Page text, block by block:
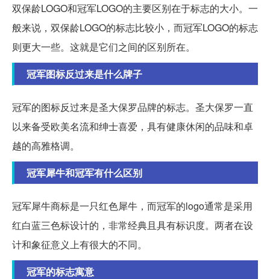
双保龄LOGO和冠军LOGO的主要区别在于标志的大小。一
般来说，双保龄LOGO的标志比较小，而冠军LOGO的标志
则更大一些。这就是它们之间的区别所在。
冠军图标反过来是什么牌子
冠军的图标反过来是圣大保罗品牌的标志。圣大保罗一直
以来备受欧美名流和绅士喜爱，具有健康休闲的品味和卓
越的高雅格调。
冠军犀牛和冠军有什么区别
冠军犀牛商标是一只红色犀牛，而冠军的logo通常是采用
红白蓝三色标设计的，非常经典且具有标识度。两者在设
计和象征意义上有很大的不同。
冠军的标志寓意